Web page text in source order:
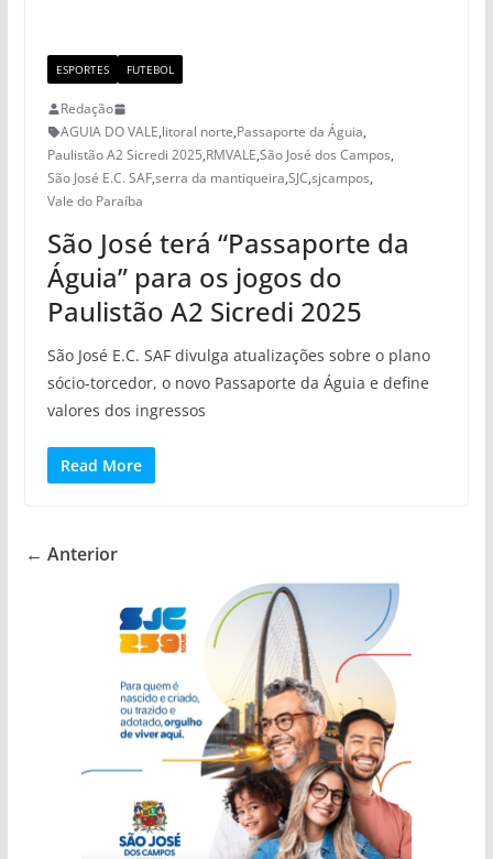
ESPORTES FUTEBOL
Redação
AGUIA DO VALE,litoral norte,Passaporte da Águia,
Paulistão A2 Sicredi 2025,RMVALE,São José dos Campos,
São José E.C. SAF,serra da mantiqueira,SJC,sjcampos,
Vale do Paraíba
São José terá “Passaporte da
Águia” para os jogos do
Paulistão A2 Sicredi 2025
São José E.C. SAF divulga atualizações sobre o plano
sócio-torcedor, o novo Passaporte da Águia e define
valores dos ingressos
Read More
← Anterior